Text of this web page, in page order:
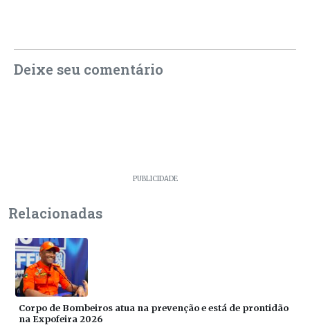
Deixe seu comentário
PUBLICIDADE
Relacionadas
Corpo de Bombeiros atua na prevenção e está de prontidão
na Expofeira 2026